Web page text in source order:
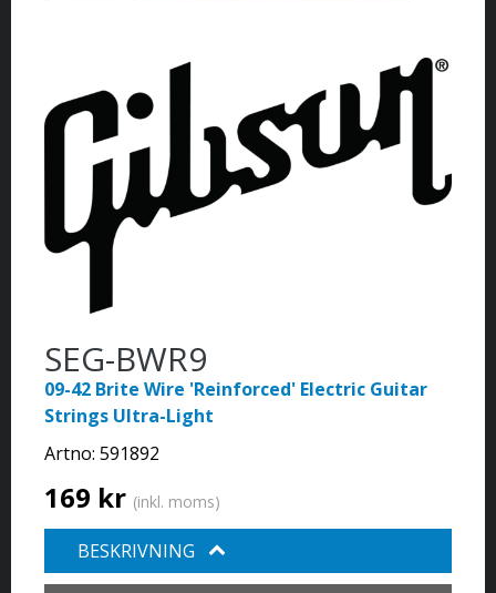
SEG-BWR9
09-42 Brite Wire 'Reinforced' Electric Guitar
Strings Ultra-Light
Artno: 591892
169 kr (inkl. moms)
BESKRIVNING